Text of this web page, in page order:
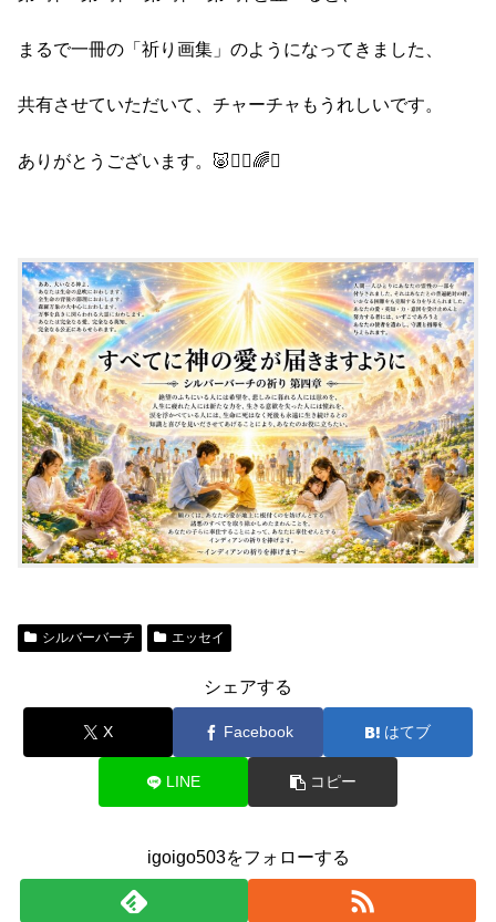
まるで一冊の「祈り画集」のようになってきました、
共有させていただいて、チャーチャもうれしいです。
ありがとうございます。🐷🙇‍♂️🌈✨
シルバーバーチ エッセイ
シェアする
X Facebook はてブ
LINE コピー
igoigo503をフォローする